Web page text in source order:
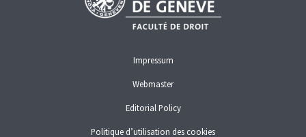
Impressum
Webmaster
Editorial Policy
Politique d’utilisation des cookies